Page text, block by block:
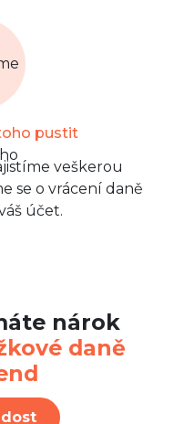
pustit
veškerou
se o vrácení daně
účet.
nárok
daně